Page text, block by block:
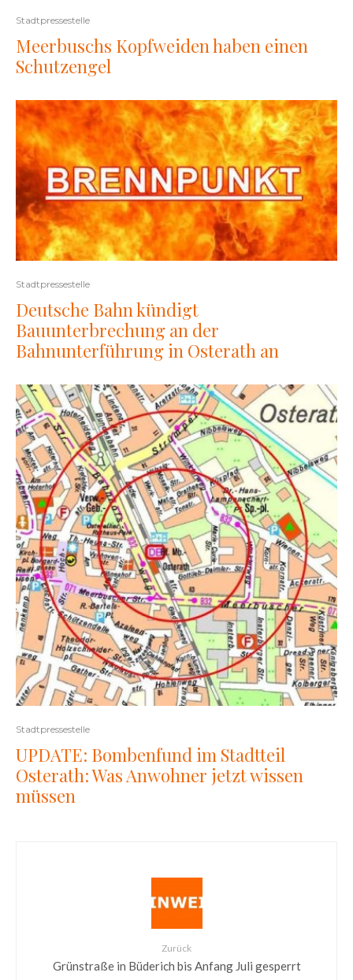
Stadtpressestelle
Meerbuschs Kopfweiden haben einen
Schutzengel
Stadtpressestelle
Deutsche Bahn kündigt
Bauunterbrechung an der
Bahnunterführung in Osterath an
Stadtpressestelle
UPDATE: Bombenfund im Stadtteil
Osterath: Was Anwohner jetzt wissen
müssen
Zurück
Grünstraße in Büderich bis Anfang Juli gesperrt